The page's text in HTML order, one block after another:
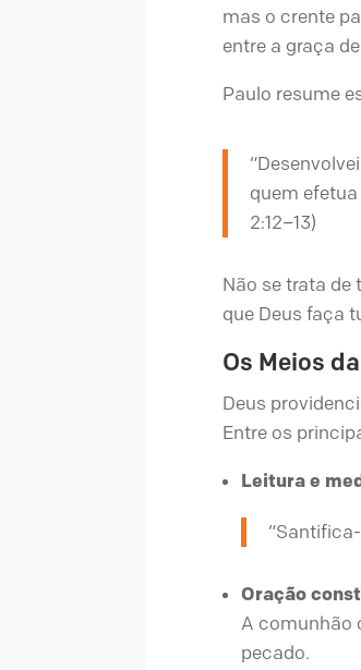
mas o crente
entre a graça
Paulo resume
quem
2:12–13)
Não se trata de
que Deus faça
Os Meios
Deus
Entre os
Leitura e
Oração
A comunhão
pecado.